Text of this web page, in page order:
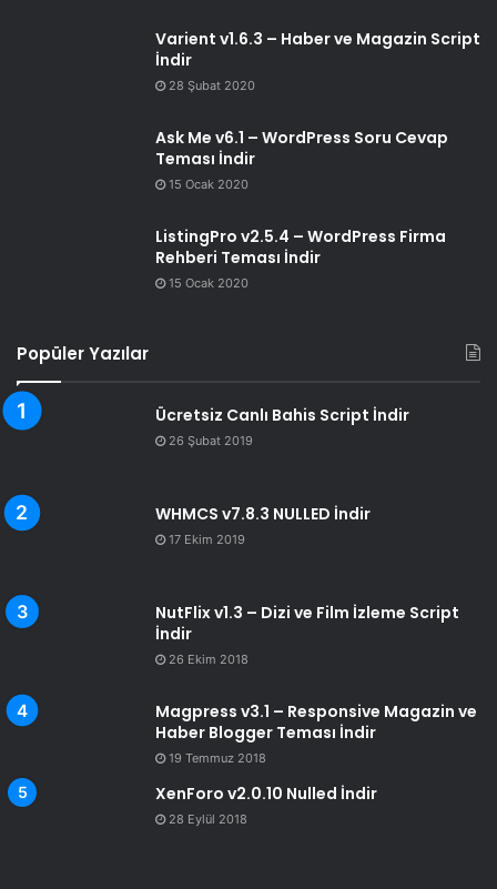
Varient v1.6.3 – Haber ve Magazin Script
İndir
28 Şubat 2020
Ask Me v6.1 – WordPress Soru Cevap
Teması İndir
15 Ocak 2020
ListingPro v2.5.4 – WordPress Firma
Rehberi Teması İndir
15 Ocak 2020
Popüler Yazılar
Ücretsiz Canlı Bahis Script İndir
26 Şubat 2019
WHMCS v7.8.3 NULLED İndir
17 Ekim 2019
NutFlix v1.3 – Dizi ve Film İzleme Script
İndir
26 Ekim 2018
Magpress v3.1 – Responsive Magazin ve
Haber Blogger Teması İndir
19 Temmuz 2018
XenForo v2.0.10 Nulled İndir
28 Eylül 2018